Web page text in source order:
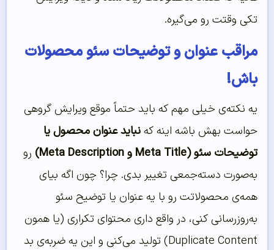
تکی وقتت رو می‌گیره.
مراقب عنوان و توضیحات سئو محصولات
باش!
یه نکته‌ی خیلی مهم که باید حتماً موقع ویرایش گروهی
حواست بهش باشه اینه کهنباید عنوان محصول یا
توضیحات سئو (Meta Title و Meta Description)
رو
به‌صورت دسته‌جمعی تغییر بدی. چرا؟ چون اگه بیای
همه‌ی محصولاتت رو با یه عنوان یا توضیح سئو
به‌روزرسانی کنی، در واقع داری محتوای تکراری (یا همون
Duplicate Content) تولید می‌کنی و این یه ضربه‌ی بد